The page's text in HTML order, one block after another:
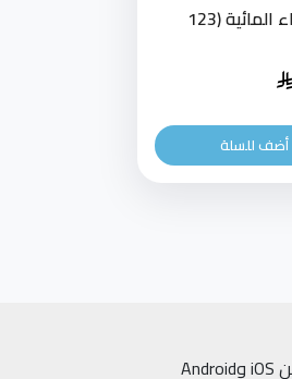
لعبة طاولة البناء المائية (123
أضف للسلة
حمّل تطبيق Toytime على كلٍ من iOS وAndroid